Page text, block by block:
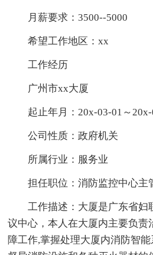
月薪要求：3500--5000
希望工作地区：xx
工作经历
广州市xx大厦
起止年月：20x-03-01～20x-
公司性质：政府机关
所属行业：服务业
担任职位：消防监控中心主
工作描述：大厦是广东省妇
议中心，本人在大厦内主要负责
障工作,掌握处理大厦内消防智